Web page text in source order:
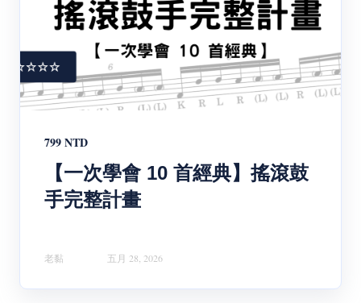
799 NTD
【一次學會 10 首經典】搖滾鼓
手完整計畫
老黏 五月 28, 2026